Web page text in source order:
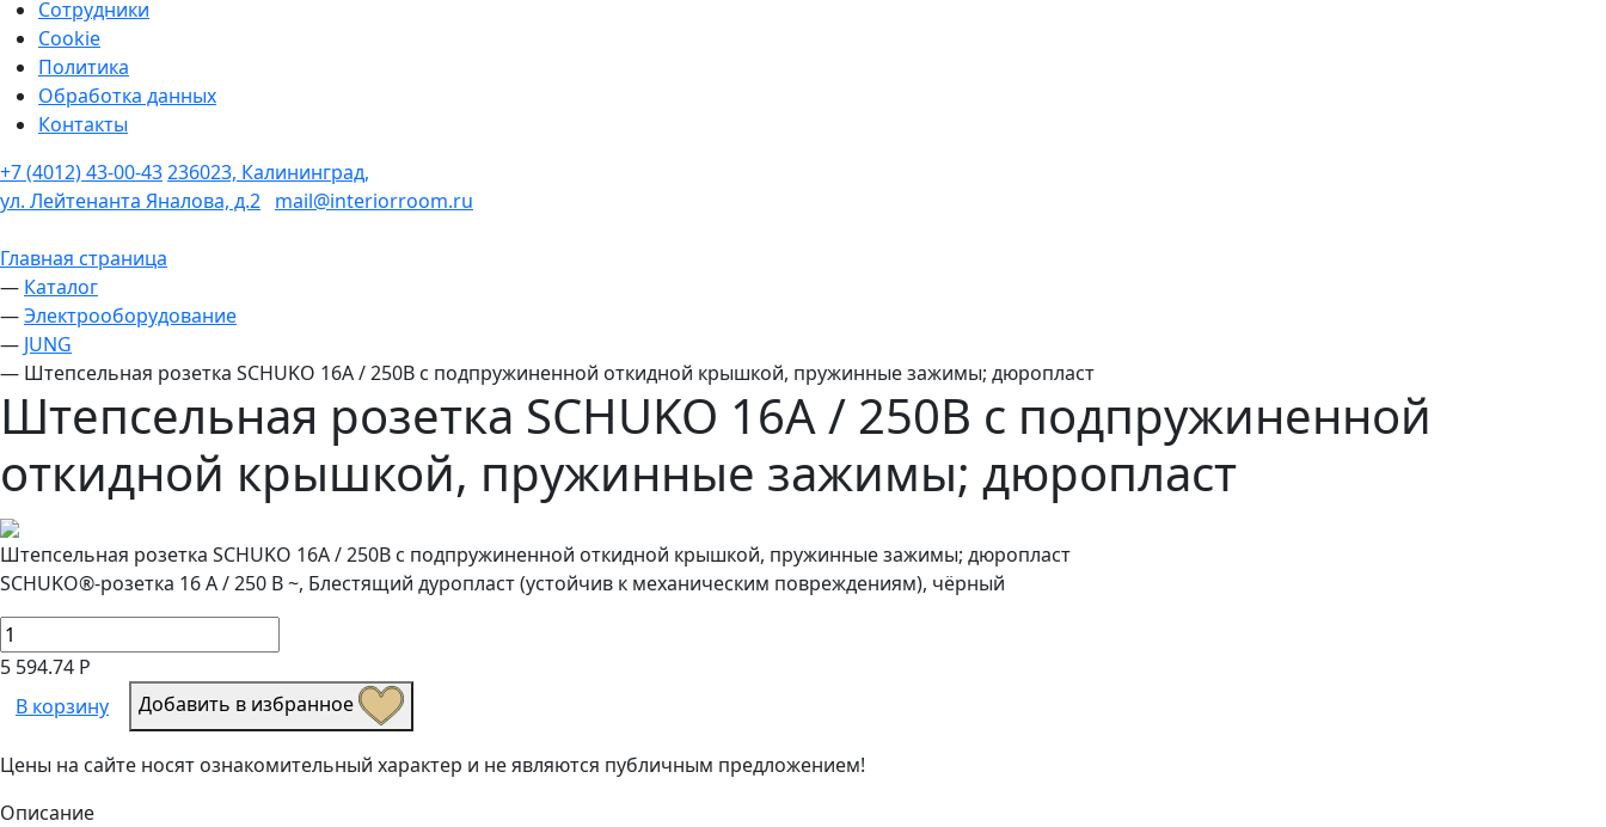
Сотрудники
Cookie
Политика
Обработка данных
Контакты
+7 (4012) 43-00-43236023, Калининград,
ул. Лейтенанта Яналова, д.2 mail@interiorroom.ru
Главная страница
— Каталог
—Электрооборудование
— JUNG
— Штепсельная розетка SCHUKO 16А / 250В с подпружиненной откидной крышкой, пружинные зажимы; дюропласт
Штепсельная розетка SCHUKO 16А / 250В с подпружиненной
откидной крышкой, пружинные зажимы; дюропласт
Штепсельная розетка SCHUKO 16А / 250В с подпружиненной откидной крышкой, пружинные зажимы; дюропласт
SCHUKO®-розетка 16 A / 250 B ~, Блестящий дуропласт (устойчив к механическим повреждениям), чёрный
5 594.74 Р
В корзину
Добавить в избранное
Цены на сайте носят ознакомительный характер и не являются публичным предложением!
Описание